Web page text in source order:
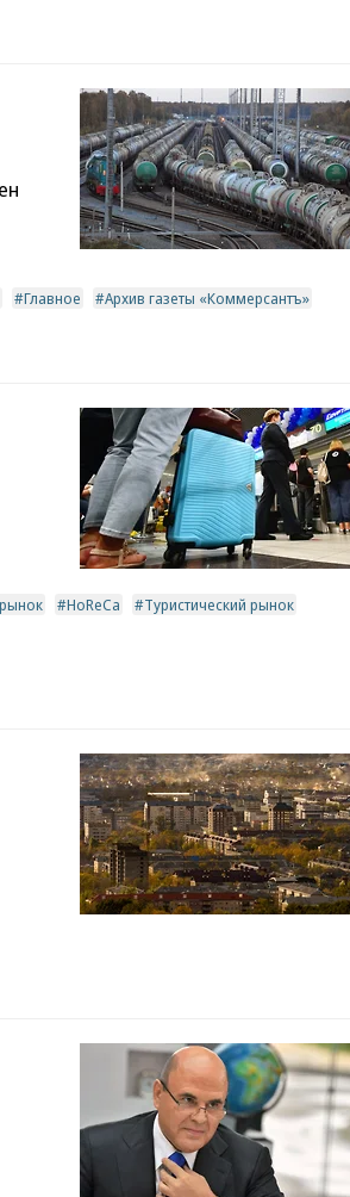
Главное Архив газеты «Коммерсантъ»
HoReCa
Туристический рынок